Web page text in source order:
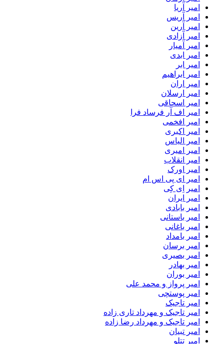
امیر آریا
امیر آریس
امیر آرین
امیر آزادی
امیر آمیار
امیر ابدی
امیر ابر
امیر ابراهیم
امیر اران
امیر ارسلان
امیر اسحاقی
امیر اف آر فرساد فرا
امیر افخمی
امیر اکبری
امیر الیاس
امیر امیری
امیر انقلاب
امیر اورک
امیر ای پی اس ام
امیر اِی کِی
امیر ایران
امیر بابادی
امیر باستانی
امیر باغانی
امیر بامداد
امیر برسان
امیر بصیری
امیر بهادر
امیر بوران
امیر پرواز و محمد علی
امیر پوستچی
امیر تاجیک
امیر تاجیک و مهرداد تاری زاده
امیر تاجیک و مهرداد رضا زاده
امیر تبیان
امیر تتلو